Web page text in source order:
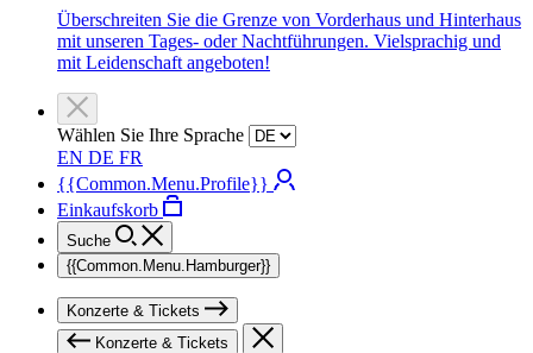
Überschreiten Sie die Grenze von Vorderhaus und Hinterhaus
mit unseren Tages- oder Nachtführungen. Vielsprachig und
mit Leidenschaft angeboten!
Wählen Sie Ihre Sprache
EN DE FR
{{Common.Menu.Profile}}
Einkaufskorb
Suche
{{Common.Menu.Hamburger}}
Konzerte & Tickets
Konzerte & Tickets